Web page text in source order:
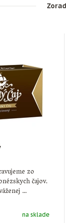
zo
čajov.
…
na sklade